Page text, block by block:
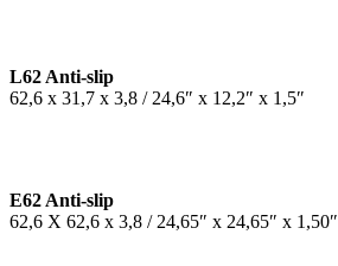
L62 Anti-slip
62,6 x 31,7 x 3,8 / 24,6″ x 12,2″ x 1,5″
E62 Anti-slip
62,6 X 62,6 x 3,8 / 24,65″ x 24,65″ x 1,50″